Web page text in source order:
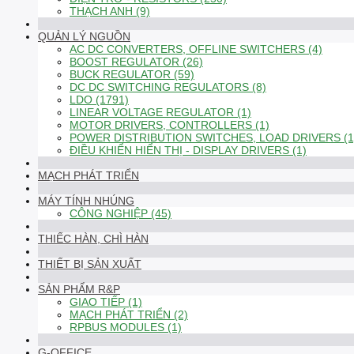
THẠCH ANH (9)
QUẢN LÝ NGUỒN
AC DC CONVERTERS, OFFLINE SWITCHERS (4)
BOOST REGULATOR (26)
BUCK REGULATOR (59)
DC DC SWITCHING REGULATORS (8)
LDO (1791)
LINEAR VOLTAGE REGULATOR (1)
MOTOR DRIVERS, CONTROLLERS (1)
POWER DISTRIBUTION SWITCHES, LOAD DRIVERS
ĐIỀU KHIỂN HIỂN THỊ - DISPLAY DRIVERS (1)
MẠCH PHÁT TRIỂN
MÁY TÍNH NHÚNG
CÔNG NGHIỆP (45)
THIẾC HÀN, CHÌ HÀN
THIẾT BỊ SẢN XUẤT
SẢN PHẨM R&P
GIAO TIẾP (1)
MẠCH PHÁT TRIỂN (2)
RPBUS MODULES (1)